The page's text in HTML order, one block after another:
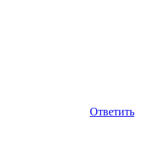
Ответить